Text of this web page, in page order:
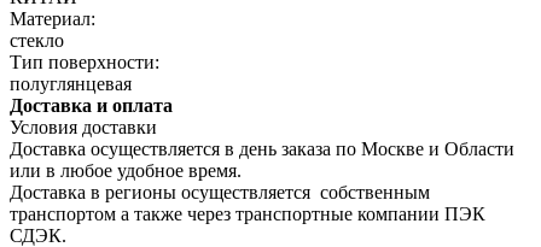
Материал:
стекло
Тип поверхности:
полуглянцевая
Доставка и оплата
Условия доставки
Доставка осуществляется в день заказа по Москве и Области
или в любое удобное время.
Доставка в регионы осуществляется собственным
транспортом а также через транспортные компании ПЭК
СДЭК.